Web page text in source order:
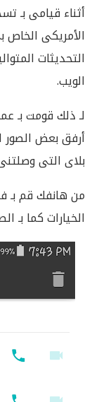
أثناء قيامى بـ
الأمريكى
التحديثات
الويب.
لـ ذلك قومت بـ
أرفق بعض الصور
بلاى التى
الخيارات كما بـ